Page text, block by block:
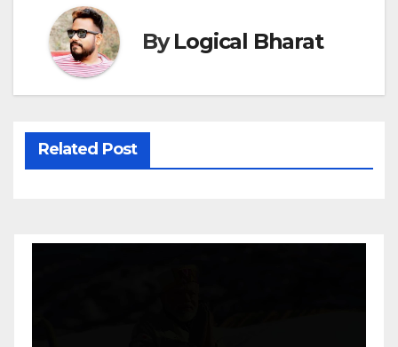
ByLogical Bharat
Related Post